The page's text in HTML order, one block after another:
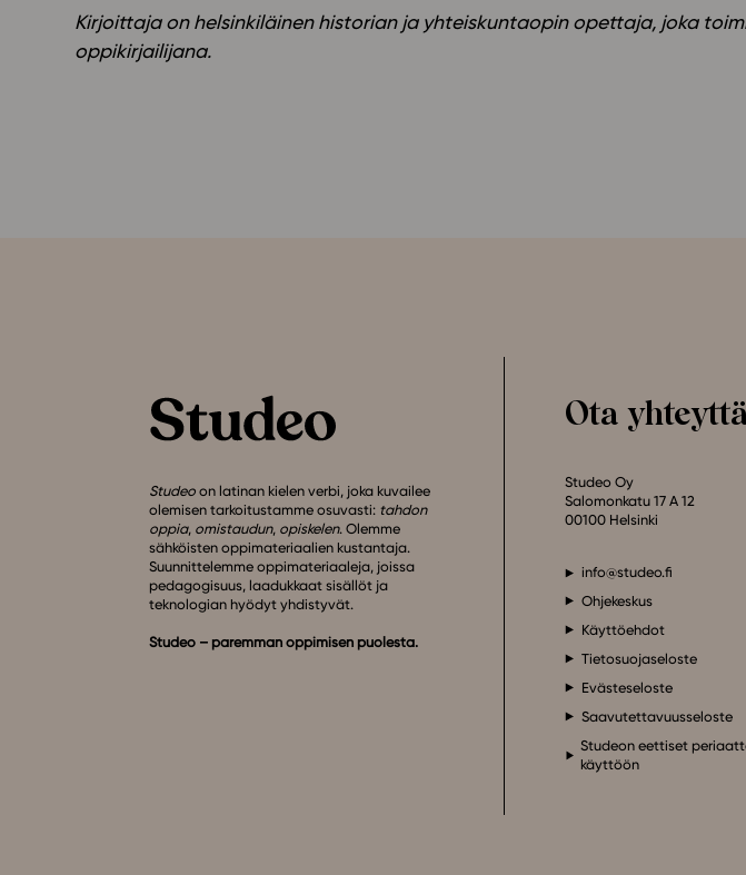
Kirjoittaja on helsinkiläinen historian ja yhteiskuntaopin opettaja, joka
oppikirjailijana.
Studeo on latinan kielen verbi, joka kuvailee
olemisen tarkoitustamme osuvasti: tahdon
oppia, omistaudun, opiskelen. Olemme
sähköisten oppimateriaalien kustantaja.
Suunnittelemme oppimateriaaleja, joissa
pedagogisuus, laadukkaat sisällöt ja
teknologian hyödyt yhdistyvät.
Studeo – paremman oppimisen puolesta.
Ota
Studeo Oy
Salomonkatu 17 A 12
00100 Helsinki
info@studeo.fi
Ohjekeskus
Käyttöehdot
Tietosuojaseloste
Evästeseloste
Saavutettavuusseloste
Studeon eettiset
käyttöön